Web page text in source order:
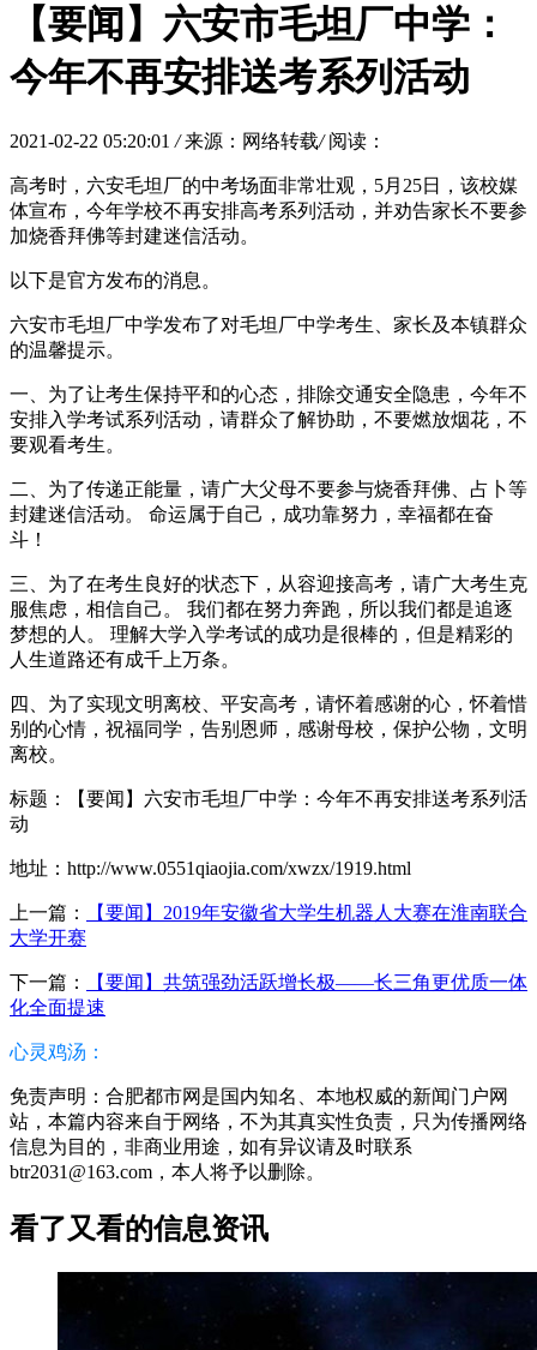
【要闻】六安市毛坦厂中学：
今年不再安排送考系列活动
2021-02-22 05:20:01/ 来源：网络转载/ 阅读：
高考时，六安毛坦厂的中考场面非常壮观，5月25日，该校媒
体宣布，今年学校不再安排高考系列活动，并劝告家长不要参
加烧香拜佛等封建迷信活动。
以下是官方发布的消息。
六安市毛坦厂中学发布了对毛坦厂中学考生、家长及本镇群众
的温馨提示。
一、为了让考生保持平和的心态，排除交通安全隐患，今年不
安排入学考试系列活动，请群众了解协助，不要燃放烟花，不
要观看考生。
二、为了传递正能量，请广大父母不要参与烧香拜佛、占卜等
封建迷信活动。 命运属于自己，成功靠努力，幸福都在奋
斗！
三、为了在考生良好的状态下，从容迎接高考，请广大考生克
服焦虑，相信自己。 我们都在努力奔跑，所以我们都是追逐
梦想的人。 理解大学入学考试的成功是很棒的，但是精彩的
人生道路还有成千上万条。
四、为了实现文明离校、平安高考，请怀着感谢的心，怀着惜
别的心情，祝福同学，告别恩师，感谢母校，保护公物，文明
离校。
标题：【要闻】六安市毛坦厂中学：今年不再安排送考系列活
动
地址：http://www.0551qiaojia.com/xwzx/1919.html
上一篇：
【要闻】2019年安徽省大学生机器人大赛在淮南联合
大学开赛
下一篇：
【要闻】共筑强劲活跃增长极——长三角更优质一体
化全面提速
心灵鸡汤：
免责声明：合肥都市网是国内知名、本地权威的新闻门户网
站，本篇内容来自于网络，不为其真实性负责，只为传播网络
信息为目的，非商业用途，如有异议请及时联系
btr2031@163.com，本人将予以删除。
看了又看的信息资讯